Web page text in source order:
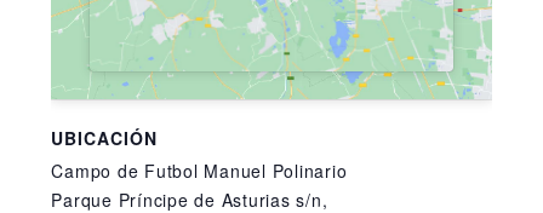
UBICACIÓN
Campo de Futbol Manuel Polinario
Parque Príncipe de Asturias s/n,